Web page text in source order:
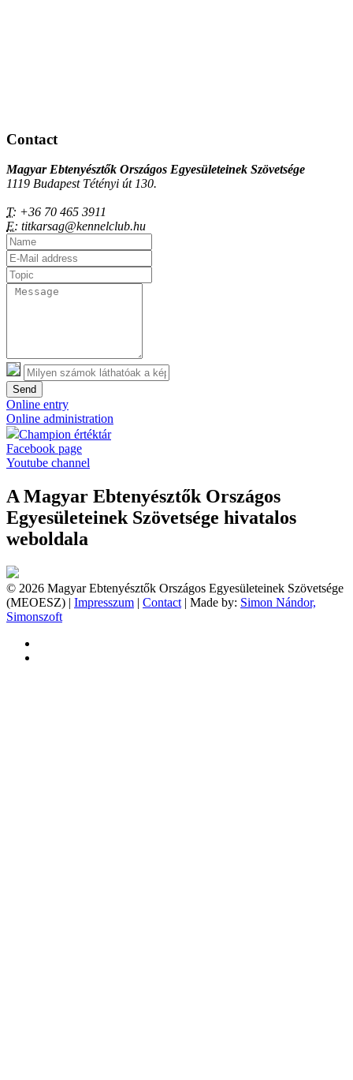
Contact
Magyar Ebtenyésztők Országos Egyesületeinek Szövetsége
1119 Budapest Tétényi út 130.
T: +36 70 465 3911
E: titkarsag@kennelclub.hu
Send
Online entry
Online administration
Champion értéktár
Facebook page
Youtube channel
A Magyar Ebtenyésztők Országos
Egyesületeinek Szövetsége hivatalos
weboldala
© 2026 Magyar Ebtenyésztők Országos Egyesületeinek Szövetsége
(MEOESZ) | Impresszum | Contact | Made by: Simon Nándor,
Simonszoft